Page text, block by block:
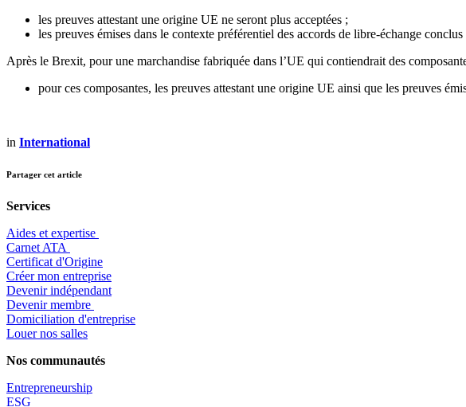
les preuves attestant une origine UE ne seront plus acceptées ;
les preuves émises dans le contexte préférentiel des accords de libre-échange
Après le Brexit, pour une marchandise fabriquée dans l’UE qui contiendrait des
pour ces composantes, les preuves attestant une origine UE ainsi que les preuves
in International
Partager cet article
Services
Aides et expertise
​Carnet ATA
Certificat d'Origine
Créer mon entreprise
Devenir indépendant
Devenir membre
​Domiciliation d'entreprise
Louer nos salles
Nos communautés
Entrepreneurship
ESG